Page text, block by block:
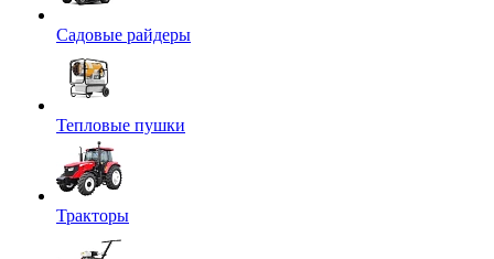
Садовые райдеры
Тепловые пушки
Тракторы